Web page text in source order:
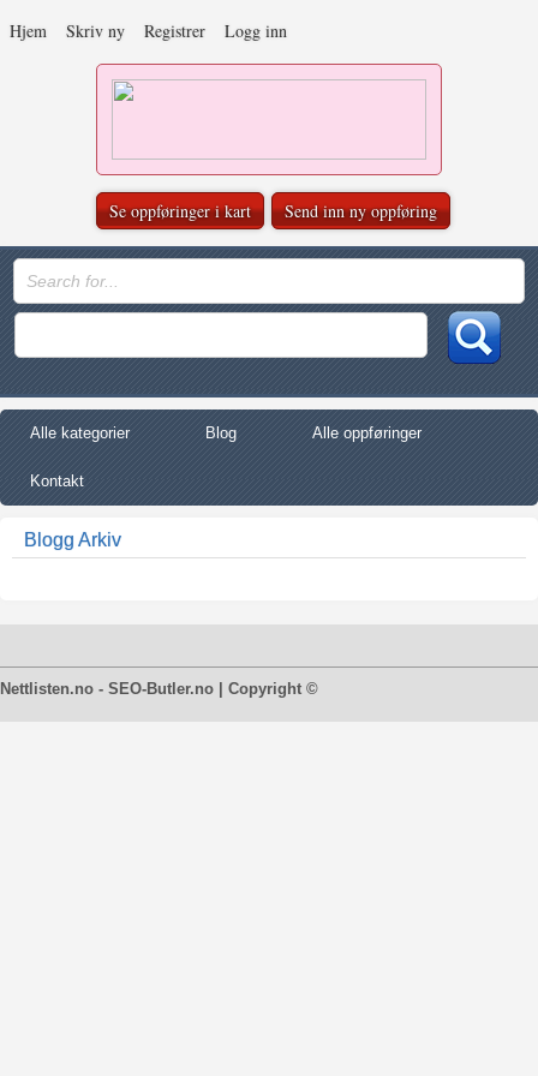
Hjem Skriv ny Registrer Logg inn
Se oppføringer i kart Send inn ny oppføring
Alle kategorier Blog Alle oppføringer
Kontakt
Blogg Arkiv
Nettlisten.no - SEO-Butler.no | Copyright ©